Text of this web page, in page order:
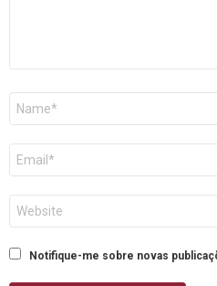
mail
Notifique-me sobre novas